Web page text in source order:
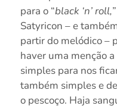
para o “black ‘n’ roll,
Satyricon – e
partir do melódico –
haver uma menção
simples para nos
também simples e
o pescoço. Haja